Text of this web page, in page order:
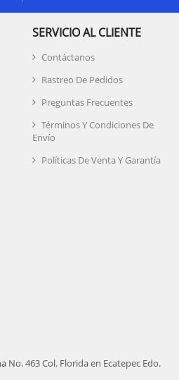
SERVICIO AL CLIENTE
Contáctanos
Rastreo De Pedidos
Preguntas Frecuentes
Términos Y Condiciones De
Envío
Políticas De Venta Y Garantía
No. 463 Col. Florida en Ecatepec Edo.